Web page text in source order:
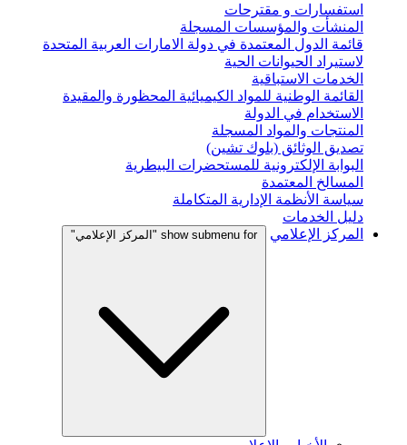
استفسارات و مقترحات
المنشأت والمؤسسات المسجلة
قائمة الدول المعتمدة في دولة الامارات العربية المتحدة
لاستيراد الحيوانات الحية
الخدمات الاستباقية
القائمة الوطنية للمواد الكيميائية المحظورة والمقيدة
الاستخدام في الدولة
المنتجات والمواد المسجلة
تصديق الوثائق (بلوك تشين)
البوابة الإلكترونية للمستحضرات البيطرية
المسالخ المعتمدة
سياسة الأنظمة الإدارية المتكاملة
دليل الخدمات
المركز الإعلامي
show submenu for "المركز الإعلامي"